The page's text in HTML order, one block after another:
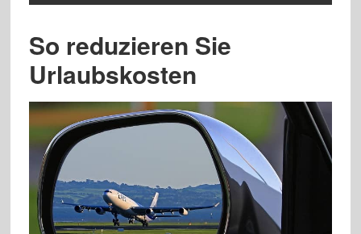
So reduzieren Sie
Urlaubskosten